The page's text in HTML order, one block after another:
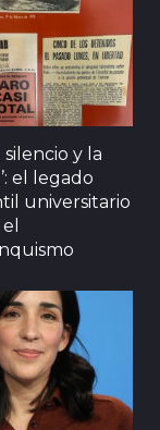
silencio y la
el legado
universitario